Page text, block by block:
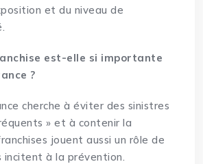
et du niveau de
est-elle si importante
?
cherche à éviter des sinistres
» et à contenir la
jouent aussi un rôle de
incitent à la prévention.